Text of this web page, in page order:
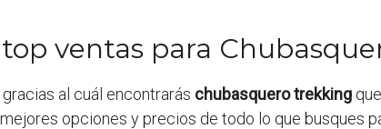
ventas para
al cuál encontrarás chubasquero trekking
opciones y precios de todo lo que busques